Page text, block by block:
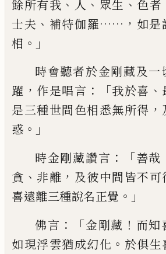
餘所有我 、 人 、 眾生 、 色者
士夫 、 補特伽羅……， 如是
相 。」
時會聽者於金剛藏及一
躍 ， 作是唱言 ：「我於喜 、
是三種世間色相悉無所得 ，
惑 。」
時金剛藏讚言 ：「善哉
貪 、 非離 ， 及彼中間皆不可
喜遠離三種說名正覺 。」
佛言 ：「金剛藏 ！ 而知
如現浮雲猶成幻化 。 於俱生